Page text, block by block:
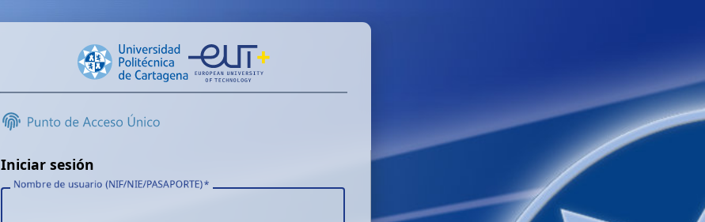
Iniciar sesión
Nombre de usuario (NIF/NIE/PASAPORTE)